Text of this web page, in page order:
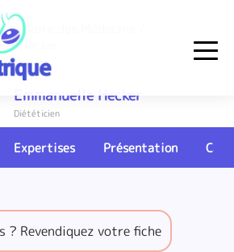
Annuaire des Médecins
Hecker
Expertises Présentation
Emmanuelle Hecker
Diététicien
? Revendiquez votre fiche